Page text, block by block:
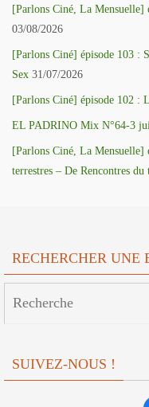
[Parlons Ciné, La Mensuelle]
03/08/2026
[Parlons Ciné] épisode 103 :
Sex 31/07/2026
[Parlons Ciné] épisode 102 :
EL PADRINO Mix N°64-3
[Parlons Ciné, La Mensuelle]
terrestres – De Rencontres
RECHERCHER UNE
SUIVEZ-NOUS !